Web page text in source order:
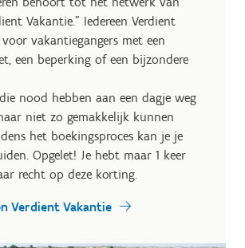
Vakantie." Iedereen Verdient
vakantiegangers met een
een beperking of een bijzondere
nood hebben aan een dagje weg
niet zo gemakkelijk kunnen
het boekingsproces kan je je
Opgelet! Je hebt maar 1 keer
recht op deze korting.
Verdient Vakantie